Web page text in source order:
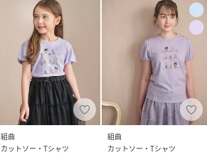
組曲
カットソー・Tシャツ
組曲
カットソー・Tシャツ